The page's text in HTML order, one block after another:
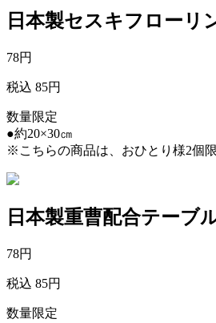
日本製セスキフローリ
78円
税込 85円
数量限定
●約20×30㎝
※こちらの商品は、おひとり様2個限
日本製重曹配合テーブ
78円
税込 85円
数量限定